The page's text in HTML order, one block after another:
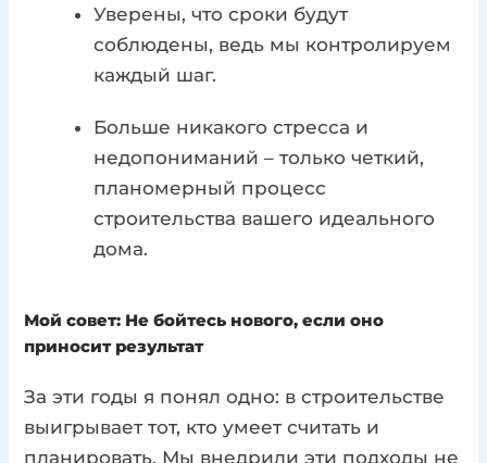
Уверены, что сроки будут
соблюдены, ведь мы контролируем
каждый шаг.
Больше никакого стресса и
недопониманий – только четкий,
планомерный процесс
строительства вашего идеального
дома.
Мой совет: Не бойтесь нового, если оно
приносит результат
За эти годы я понял одно: в строительстве
выигрывает тот, кто умеет считать и
планировать. Мы внедрили эти подходы не